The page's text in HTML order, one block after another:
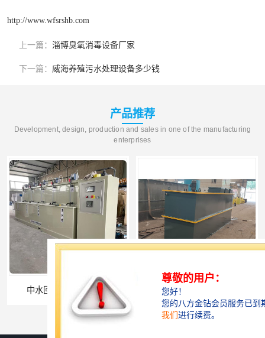
http://www.wfsrshb.com
上一篇： 淄博臭氧消毒设备厂家
下一篇： 威海养殖污水处理设备多少钱
产品推荐
Development, design, production and sales in one of the manufacturing
enterprises